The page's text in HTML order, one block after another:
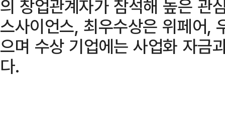
의 창업관계자가 참석해 높은 관
스사이언스, 최우수상은 위페어,
으며 수상 기업에는 사업화 자금
다.